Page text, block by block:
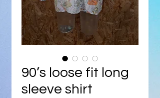
90’s loose fit long
sleeve shirt